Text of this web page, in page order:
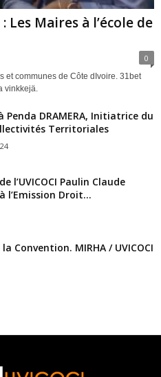
Maires à l’école de
0
et communes de Côte dIvoire. 31bet
vinkkejä.
Penda DRAMERA, Initiatrice du
Territoriales
l’UVICOCI Paulin Claude
l’Emission Droit...
Convention. MIRHA / UVICOCI